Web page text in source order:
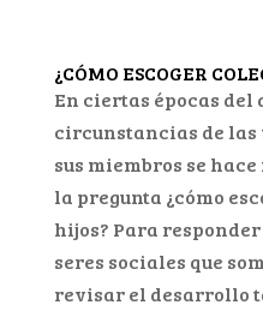
¿CÓMO ESCOGER
En ciertas épocas del
circunstancias de las
sus miembros se
la pregunta ¿cómo
hijos? Para
seres sociales que
revisar el desarrollo